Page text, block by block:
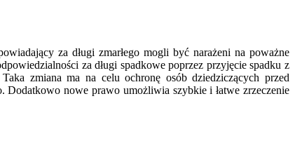
za długi zmarłego mogli być narażeni na poważne
za długi spadkowe poprzez przyjęcie spadku z
zmiana ma na celu ochronę osób dziedziczących przed
Dodatkowo nowe prawo umożliwia szybkie i łatwe zrzeczenie